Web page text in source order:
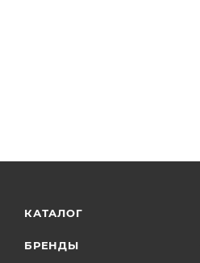
КАТАЛОГ
БРЕНДЫ